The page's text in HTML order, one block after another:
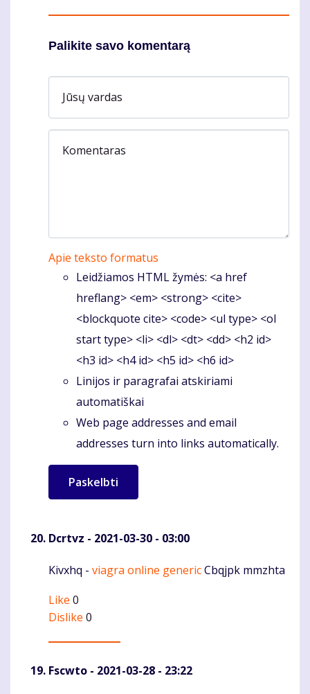
Palikite savo komentarą
Jūsų vardas
Komentaras
Apie teksto formatus
Leidžiamos HTML žymės: <a href
hreflang> <em> <strong> <cite>
<blockquote cite> <code> <ul type> <ol
start type> <li> <dl> <dt> <dd> <h2 id>
<h3 id> <h4 id> <h5 id> <h6 id>
Linijos ir paragrafai atskiriami
automatiškai
Web page addresses and email
addresses turn into links automatically.
Dcrtvz - 2021-03-30 - 03:00
Komentaras
Kivxhq - viagra online genericCbqjpk mmzhta
Like 0
Dislike 0
Fscwto - 2021-03-28 - 23:22